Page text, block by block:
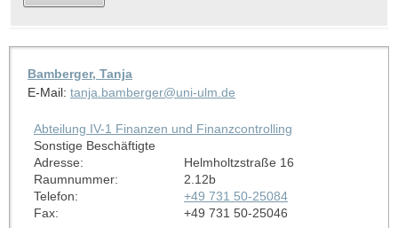
Bamberger, Tanja
E-Mail: tanja.bamberger@uni-ulm.de
Abteilung IV-1 Finanzen und Finanzcontrolling
Sonstige Beschäftigte
Adresse:
Helmholtzstraße 16
Raumnummer:
2.12b
Telefon:
+49 731 50-25084
Fax:
+49 731 50-25046